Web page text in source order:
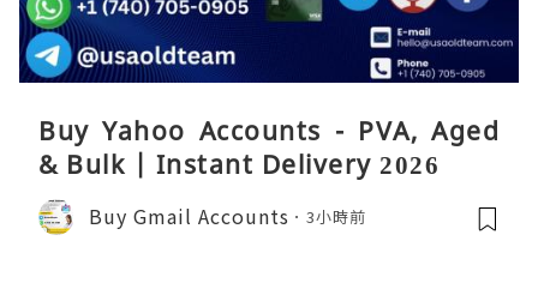
Buy Yahoo Accounts - PVA, Aged
& Bulk | Instant Delivery 2026
Buy Gmail Accounts 3小時前